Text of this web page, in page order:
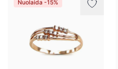
Nuolaida -15%